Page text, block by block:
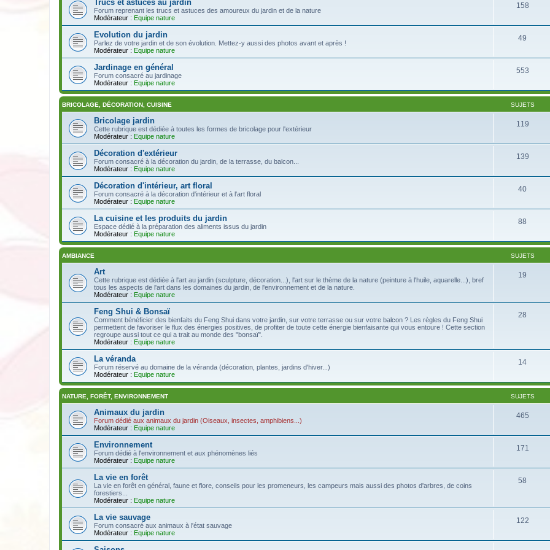
Trucs et astuces au jardin
Forum reprenant les trucs et astuces des amoureux du jardin et de la nature
Modérateur : Equipe nature
158
Evolution du jardin
Parlez de votre jardin et de son évolution. Mettez-y aussi des photos avant et après !
Modérateur : Equipe nature
49
Jardinage en général
Forum consacré au jardinage
Modérateur : Equipe nature
553
BRICOLAGE, DÉCORATION, CUISINE SUJETS
Bricolage jardin
Cette rubrique est dédiée à toutes les formes de bricolage pour l'extérieur
Modérateur : Equipe nature
119
Décoration d'extérieur
Forum consacré à la décoration du jardin, de la terrasse, du balcon...
Modérateur : Equipe nature
139
Décoration d'intérieur, art floral
Forum consacré à la décoration d'intérieur et à l'art floral
Modérateur : Equipe nature
40
La cuisine et les produits du jardin
Espace dédié à la préparation des aliments issus du jardin
Modérateur : Equipe nature
88
AMBIANCE SUJETS
Art
Cette rubrique est dédiée à l'art au jardin (sculpture, décoration...), l'art sur le thème de la nature (peinture à l'huile, aquarelle...), bref
tous les aspects de l'art dans les domaines du jardin, de l'environnement et de la nature.
Modérateur : Equipe nature
19
Feng Shui & Bonsaï
Comment bénéficier des bienfaits du Feng Shui dans votre jardin, sur votre terrasse ou sur votre balcon ? Les règles du Feng Shui
permettent de favoriser le flux des énergies positives, de profiter de toute cette énergie bienfaisante qui vous entoure ! Cette section
regroupe aussi tout ce qui a trait au monde des "bonsaï".
Modérateur : Equipe nature
28
La véranda
Forum réservé au domaine de la véranda (décoration, plantes, jardins d'hiver...)
Modérateur : Equipe nature
14
NATURE, FORÊT, ENVIRONNEMENT SUJETS
Animaux du jardin
Forum dédié aux animaux du jardin (Oiseaux, insectes, amphibiens...)
Modérateur : Equipe nature
465
Environnement
Forum dédié à l'environnement et aux phénomènes liés
Modérateur : Equipe nature
171
La vie en forêt
La vie en forêt en général, faune et flore, conseils pour les promeneurs, les campeurs mais aussi des photos d'arbres, de coins
forestiers...
Modérateur : Equipe nature
58
La vie sauvage
Forum consacré aux animaux à l'état sauvage
Modérateur : Equipe nature
122